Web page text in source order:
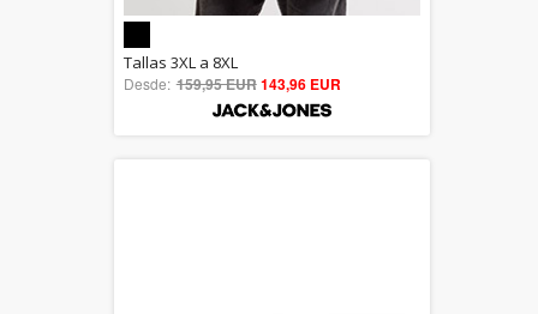
5.00
out of 5
Tallas 3XL a 8XL
Desde: 159,95 EUR143,96 EUR